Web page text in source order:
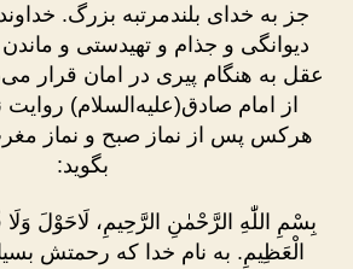
جز به خداى بلندمرتبه بزرگ.
دیوانگی و جذام و تهیدستی و ماندن
عقل به هنگام پیری در امان قرار
از امام صادق(علیه‌السلام)
هرکس پس از نماز صبح و نماز
بگوید:
بِسْمِ اللّٰهِ الرَّحْمٰنِ الرَّحِيمِ، لَاحَوْلَ وَلَا
الْعَظِيمِ. به نام خدا که رحمتش